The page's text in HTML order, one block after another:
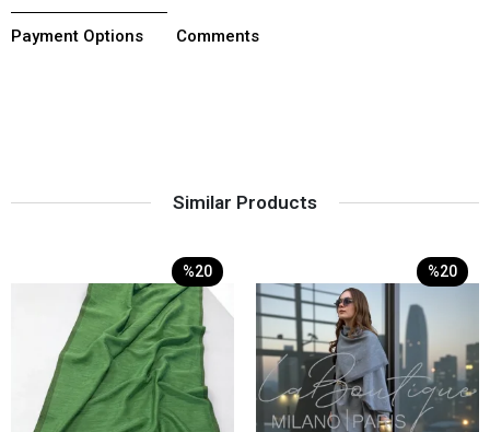
Payment Options Comments
Similar Products
%20 %20